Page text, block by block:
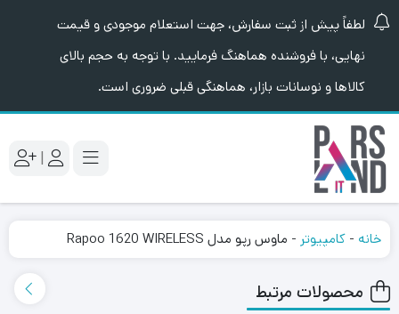
لطفاً پیش از ثبت سفارش، جهت استعلام موجودی و قیمت
نهایی، با فروشنده هماهنگ فرمایید. با توجه به حجم بالای
کالاها و نوسانات بازار، هماهنگی قبلی ضروری است.
|
خانه - کامپیوتر - ماوس رپو مدل Rapoo 1620 WIRELESS
محصولات مرتبط